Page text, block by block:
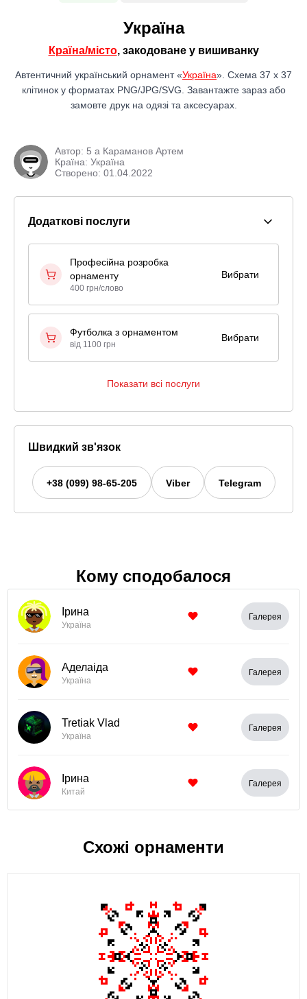
Україна
Країна/місто, закодоване у вишиванку
Автентичний український орнамент «Україна». Схема 37 x 37
клітинок у форматах PNG/JPG/SVG. Завантажте зараз або
замовте друк на одязі та аксесуарах.
Автор: 5 а Караманов Артем
Країна: Україна
Створено: 01.04.2022
Додаткові послуги
Професійна розробка
орнаменту
400 грн/слово
Вибрати
Футболка з орнаментом
від 1100 грн
Вибрати
Показати всі послуги
Швидкий зв'язок
+38 (099) 98-65-205 Viber Telegram
Кому сподобалося
Ірина
Україна
Галерея
Аделаіда
Україна
Галерея
Tretiak Vlad
Україна
Галерея
Ірина
Китай
Галерея
Схожі орнаменти